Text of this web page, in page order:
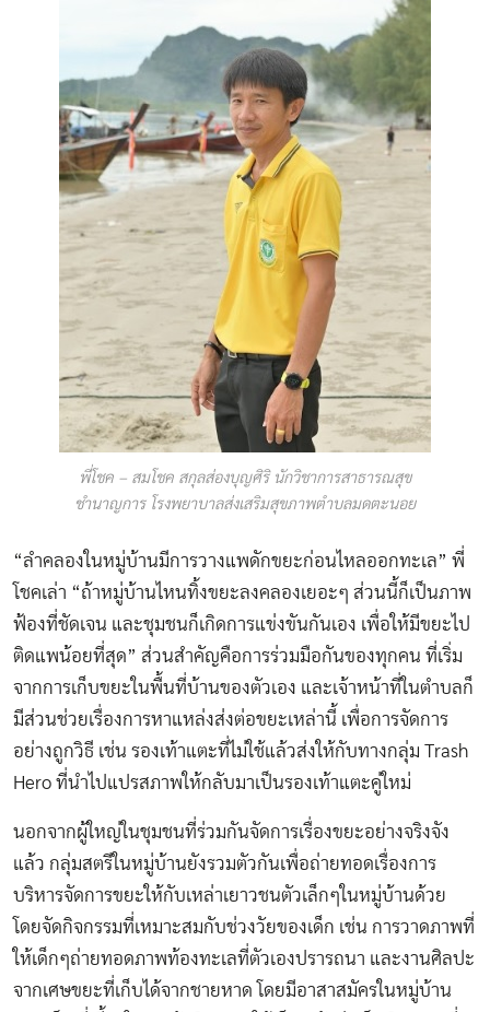
พี่โชค – สมโชค สกุลส่องบุญศิริ นักวิชาการสาธารณสุข
ชำนาญการ โรงพยาบาลส่งเสริมสุขภาพตำบลมดตะนอย
“ลำคลองในหมู่บ้านมีการวางแพดักขยะก่อนไหลออกทะเล” พี่
โชคเล่า “ถ้าหมู่บ้านไหนทิ้งขยะลงคลองเยอะๆ ส่วนนี้ก็เป็นภาพ
ฟ้องที่ชัดเจน และชุมชนก็เกิดการแข่งขันกันเอง เพื่อให้มีขยะไป
ติดแพน้อยที่สุด” ส่วนสำคัญคือการร่วมมือกันของทุกคน ที่เริ่ม
จากการเก็บขยะในพื้นที่บ้านของตัวเอง และเจ้าหน้าที่ในตำบลก็
มีส่วนช่วยเรื่องการหาแหล่งส่งต่อขยะเหล่านี้ เพื่อการจัดการ
อย่างถูกวิธี เช่น รองเท้าแตะที่ไม่ใช้แล้วส่งให้กับทางกลุ่ม Trash
Hero ที่นำไปแปรสภาพให้กลับมาเป็นรองเท้าแตะคู่ใหม่
นอกจากผู้ใหญ่ในชุมชนที่ร่วมกันจัดการเรื่องขยะอย่างจริงจัง
แล้ว กลุ่มสตรีในหมู่บ้านยังรวมตัวกันเพื่อถ่ายทอดเรื่องการ
บริหารจัดการขยะให้กับเหล่าเยาวชนตัวเล็กๆในหมู่บ้านด้วย
โดยจัดกิจกรรมที่เหมาะสมกับช่วงวัยของเด็ก เช่น การวาดภาพที่
ให้เด็กๆถ่ายทอดภาพท้องทะเลที่ตัวเองปรารถนา และงานศิลปะ
จากเศษขยะที่เก็บได้จากชายหาด โดยมีอาสาสมัครในหมู่บ้าน